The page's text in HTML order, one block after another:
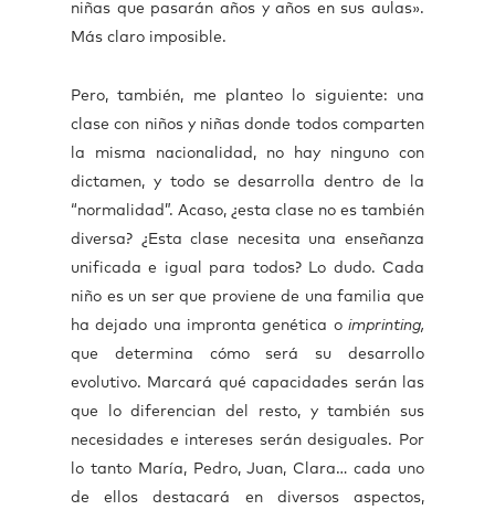
niñas que pasarán años y años en sus aulas».
Más claro imposible.
Pero, también, me planteo lo siguiente: una
clase con niños y niñas donde todos comparten
la misma nacionalidad, no hay ninguno con
dictamen, y todo se desarrolla dentro de la
“normalidad”. Acaso, ¿esta clase no es también
diversa? ¿Esta clase necesita una enseñanza
unificada e igual para todos? Lo dudo. Cada
niño es un ser que proviene de una familia que
ha dejado una impronta genética o imprinting,
que determina cómo será su desarrollo
evolutivo. Marcará qué capacidades serán las
que lo diferencian del resto, y también sus
necesidades e intereses serán desiguales. Por
lo tanto María, Pedro, Juan, Clara… cada uno
de ellos destacará en diversos aspectos,